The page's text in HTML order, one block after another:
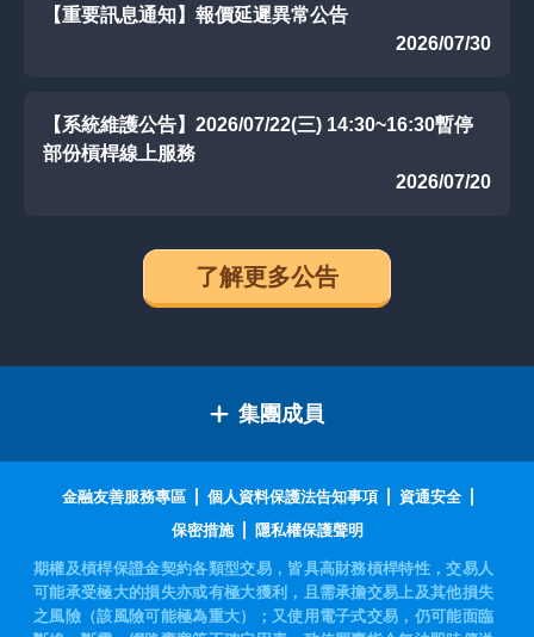
【重要訊息通知】報價延遲異常公告
2026/07/30
【系統維護公告】2026/07/22(三) 14:30~16:30暫停
部份槓桿線上服務
2026/07/20
了解更多公告
集團成員
金融友善服務專區 個人資料保護法告知事項
資通安全
保密措施
隱私權保護聲明
期權及槓桿保證金契約各類型交易，皆具高財務槓桿特性，交易人
可能承受極大的損失亦或有極大獲利，且需承擔交易上及其他損失
之風險（該風險可能極為重大）；又使用電子式交易，仍可能面臨